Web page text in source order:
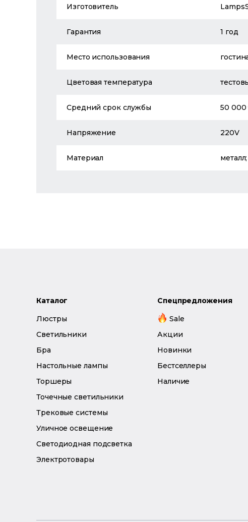
Изготовитель
Гарантия 1 год
Место использования
Цветовая температура
Средний срок службы 50 000
Напряжение 220V
Материал
Каталог
Люстры
Светильники
Бра
Настольные лампы
Торшеры
Точечные светильники
Трековые системы
Уличное освещение
Светодиодная подсветка
Электротовары
Спецпредложения
Sale
Акции
Новинки
Бестселлеры
Наличие